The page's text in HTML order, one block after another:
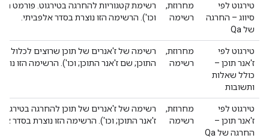
טירגוט לפי
סיווג – החרגה
של Qa
מחרוזת,
רשימה
רשימת קטגוריות להחרגה בטירגוט. פורמט
וכו'). הרשימה הזו נוצרת בסדר אלפביתי.
טירגוט לפי
ז'אנר תוכן –
כולל שאלות
ותשובות
מחרוזת,
רשימה
רשימה של ז'אנרים של תוכן שרוצים לכלול
התוכן; שם ז'אנר התוכן; וכו'). הרשימה הזו
טירגוט לפי
ז'אנר תוכן –
החרגה של Qa
מחרוזת,
רשימה
רשימה של ז'אנרים של תוכן להחרגה
ז'אנר התוכן; וכו'). הרשימה הזו נוצרת בסדר